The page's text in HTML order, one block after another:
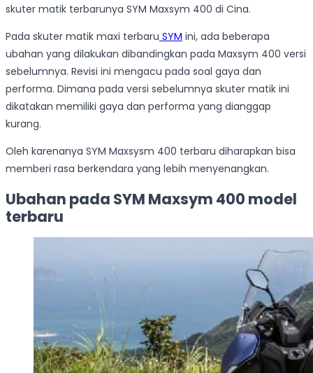
skuter matik terbarunya SYM Maxsym 400 di Cina.
Pada skuter matik maxi terbaru SYM ini, ada beberapa
ubahan yang dilakukan dibandingkan pada Maxsym 400 versi
sebelumnya. Revisi ini mengacu pada soal gaya dan
performa. Dimana pada versi sebelumnya skuter matik ini
dikatakan memiliki gaya dan performa yang dianggap
kurang.
Oleh karenanya SYM Maxsysm 400 terbaru diharapkan bisa
memberi rasa berkendara yang lebih menyenangkan.
Ubahan pada SYM Maxsym 400 model
terbaru